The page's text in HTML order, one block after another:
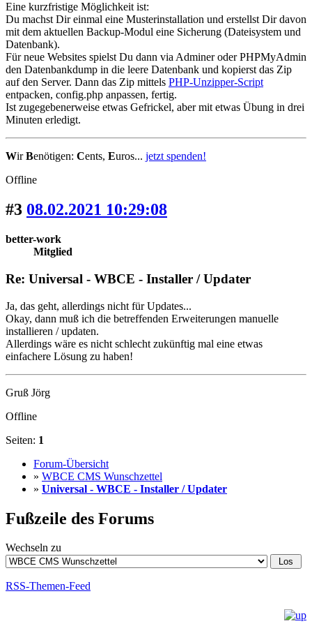
Eine kurzfristige Möglichkeit ist:
Du machst Dir einmal eine Musterinstallation und erstellst Dir davon
mit dem aktuellen Backup-Modul eine Sicherung (Dateisystem und
Datenbank).
Für neue Websites spielst Du dann via Adminer oder PHPMyAdmin
den Datenbankdump in die leere Datenbank und kopierst das Zip
auf den Server. Dann das Zip mittels PHP-Unzipper-Script
entpacken, config.php anpassen, fertig.
Ist zugegebenerweise etwas Gefrickel, aber mit etwas Übung in drei
Minuten erledigt.
WirBenötigen: Cents, Euros... jetzt spenden!
Offline
#3 08.02.2021 10:29:08
better-work
Mitglied
Re: Universal - WBCE - Installer / Updater
Ja, das geht, allerdings nicht für Updates...
Okay, dann muß ich die betreffenden Erweiterungen manuelle
installieren / updaten.
Allerdings wäre es nicht schlecht zukünftig mal eine etwas
einfachere Lösung zu haben!
Gruß Jörg
Offline
Seiten: 1
Forum-Übersicht
» WBCE CMS Wunschzettel
» Universal - WBCE - Installer / Updater
Fußzeile des Forums
Wechseln zu
RSS-Themen-Feed